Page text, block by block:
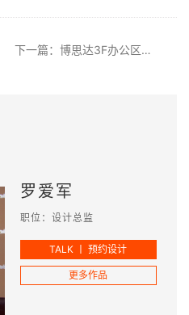
下一篇：博思达3F办公区装修效果
罗爱军
职位：设计总监
TALK 丨 预约设计
更多作品